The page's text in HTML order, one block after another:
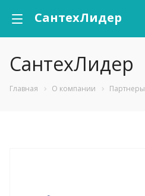
СантехЛидер
СантехЛидер
Главная О компании Партнеры